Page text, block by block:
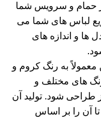
حمام و سرویس شما
لباس های شما می
ها و اندازه های
معمولاً به رنگ کروم و
های مختلف و
شود. تولید آن
تا آن را بر اساس